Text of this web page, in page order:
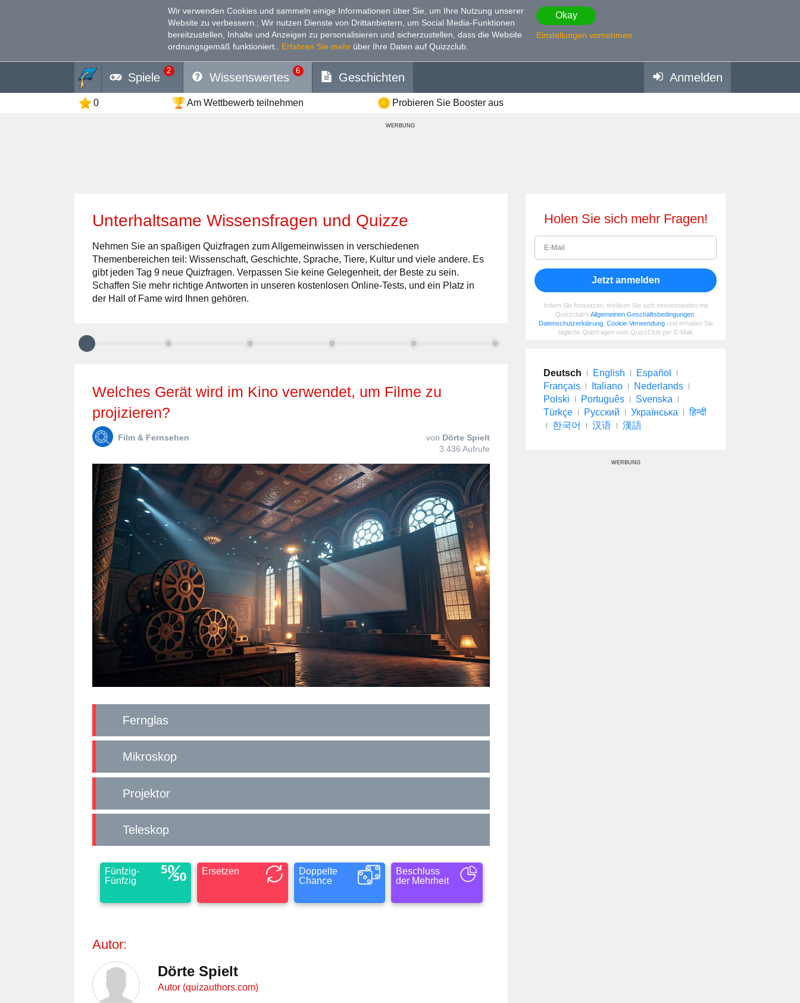
Wir verwenden Cookies und sammeln einige Informationen über Sie, um Ihre Nutzung unserer
Website zu verbessern. ; Wir nutzen Dienste von Drittanbietern, um Social Media-Funktionen
bereitzustellen, Inhalte und Anzeigen zu personalisieren und sicherzustellen, dass die Website
ordnungsgemäß funktioniert.
Erfahren Sie mehr über Ihre Daten auf Quizzclub.
Okay
Einstellungen vornehmen
Spiele
2
Wissenswertes
6
Geschichten Anmelden
0 Am Wettbewerb teilnehmen Probieren Sie Booster aus
WERBUNG
Unterhaltsame Wissensfragen und Quizze
Nehmen Sie an spaßigen Quizfragen zum Allgemeinwissen in verschiedenen
Themenbereichen teil: Wissenschaft, Geschichte, Sprache, Tiere, Kultur und viele andere. Es
gibt jeden Tag 9 neue Quizfragen. Verpassen Sie keine Gelegenheit, der Beste zu sein.
Schaffen Sie mehr richtige Antworten in unseren kostenlosen Online-Tests, und ein Platz in
der Hall of Fame wird Ihnen gehören.
Welches Gerät wird im Kino verwendet, um Filme zu
projizieren?
Film & Fernsehen von Dörte Spielt
3.436 Aufrufe
Fernglas
Mikroskop
Projektor
Teleskop
Fünfzig-
Fünfzig
Ersetzen
Doppelte
Chance
Beschluss
der Mehrheit
Autor:
Dörte Spielt
Autor (quizauthors.com)
Holen Sie sich mehr Fragen!
Jetzt anmelden
Indem Sie fortsetzen, erklären Sie sich einverstanden mit
Quizzclub's Allgemeinen Geschäftsbedingungen
Datenschutzerklärung, Cookie-Verwendungund erhalten Sie
tägliche Quizfragen vom QuizzClub per E-Mail.
Deutsch English
Español
Français
Italiano
Nederlands
Polski
Português
Svenska
Türkçe
Русский Українська
हिन्दी
한국어
汉语 漢語
WERBUNG